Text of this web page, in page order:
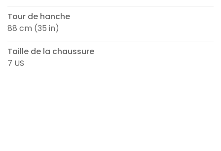
Tour de hanche
88 cm (35 in)
Taille de la chaussure
7 US